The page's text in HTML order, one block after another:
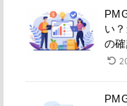
い
の